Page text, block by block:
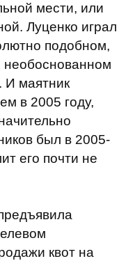
мести, или
Луценко играл
подобном,
необоснованном
И маятник
в 2005 году,
был в 2005-
его почти не
квот на